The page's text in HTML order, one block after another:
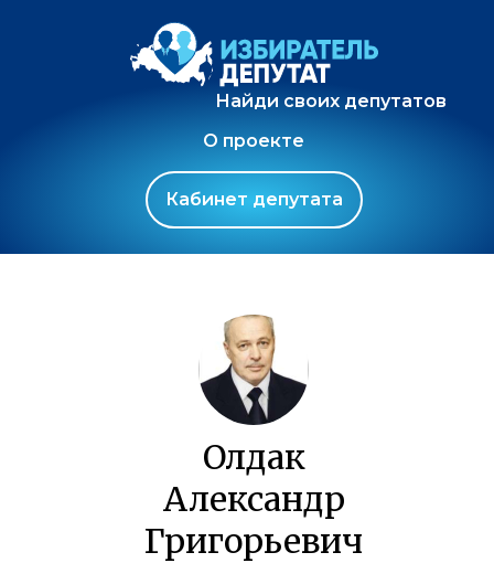
Найди своих депутатов
О проекте
Кабинет депутата
Олдак
Александр
Григорьевич